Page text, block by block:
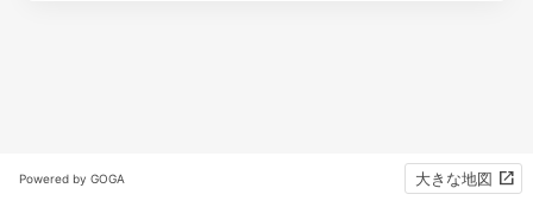
Powered by GOGA 大きな地図